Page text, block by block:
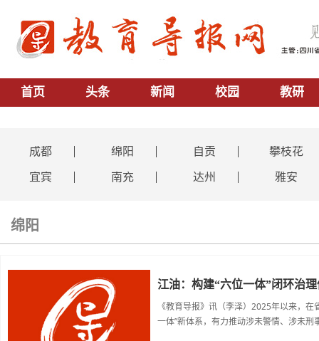
首页 头条 新闻 校园 教研
成都 绵阳 自贡 攀枝花
宜宾 南充 达州 雅安
绵阳
江油：构建“六位一体”闭环治
《教育导报》讯（李泽）2025年以来，
一体”新体系，有力推动涉未警情、涉未